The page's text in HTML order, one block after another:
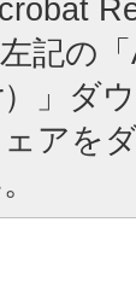
記の
」ダ
アを